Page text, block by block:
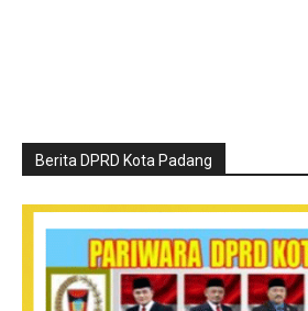
Berita DPRD Kota Padang